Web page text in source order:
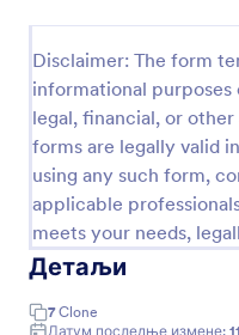
Disclaimer: The form
informational
legal, financial, or
forms are legally valid
using any such form,
applicable
meets your needs,
Детаљи
7 Clone
Датум последње измене:
редовно врши
овлашћује банку да
и плати други
новац другој
садржи поља
адресу банке,
плаћању. У
потврђује назив
назив рачуна и
детаљима плаћања
учесталост, датум
Овај шаблон
Go to Category:
Банкарски